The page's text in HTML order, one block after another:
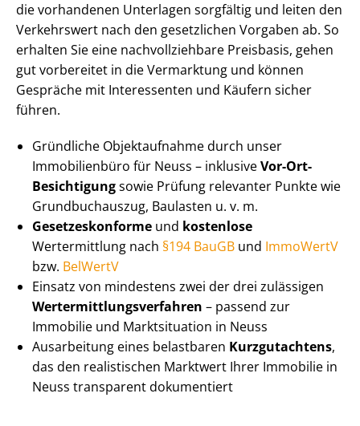
die vorhandenen Unterlagen sorgfältig und leiten den
Verkehrswert nach den gesetzlichen Vorgaben ab. So
erhalten Sie eine nach­voll­zieh­ba­re Preisbasis, gehen
gut vorbereitet in die Vermarktung und können
Gespräche mit Interessenten und Käufern sicher
führen.
Gründliche Objektaufnahme durch unser
Immobilienbüro für Neuss – inklusiveVor-Ort-
Besichtigungsowie Prüfung relevanter Punkte wie
Grundbuchauszug, Baulasten u. v. m.
Ge­set­zes­kon­for­me und kostenlose
Wertermittlung nach §194 BauGB und ImmoWertV
bzw. BelWertV
Einsatz von mindestens zwei der drei zulässigen
Wert­ermitt­lungs­ver­fah­ren – passend zur
Immobilie und Marktsituation in Neuss
Ausarbeitung eines belastbaren Kurzgutachtens,
das den realistischen Marktwert Ihrer Immobilie in
Neuss transparent dokumentiert